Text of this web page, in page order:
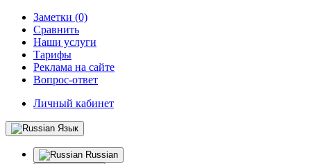
Заметки (0)
Сравнить
Наши услуги
Тарифы
Реклама на сайте
Вопрос-ответ
Личный кабинет
Язык
Russian